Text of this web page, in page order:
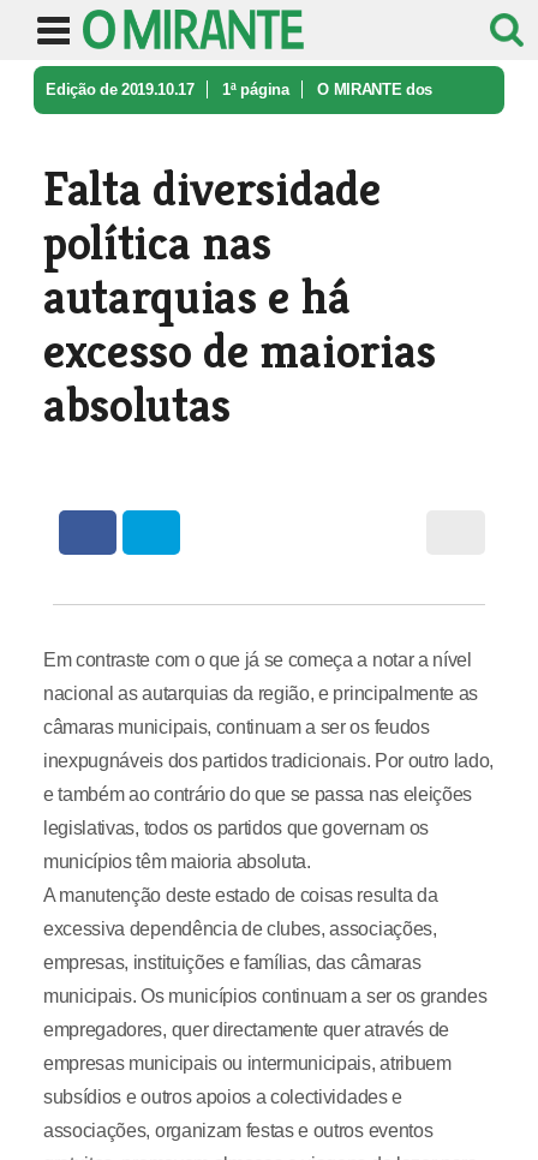
Edição de 2019.10.17 1ª página O MIRANTE dos
Falta diversidade
política nas
autarquias e há
excesso de maiorias
absolutas
Em contraste com o que já se começa a notar a nível
nacional as autarquias da região, e principalmente as
câmaras municipais, continuam a ser os feudos
inexpugnáveis dos partidos tradicionais. Por outro lado,
e também ao contrário do que se passa nas eleições
legislativas, todos os partidos que governam os
municípios têm maioria absoluta.
A manutenção deste estado de coisas resulta da
excessiva dependência de clubes, associações,
empresas, instituições e famílias, das câmaras
municipais. Os municípios continuam a ser os grandes
empregadores, quer directamente quer através de
empresas municipais ou intermunicipais, atribuem
subsídios e outros apoios a colectividades e
associações, organizam festas e outros eventos